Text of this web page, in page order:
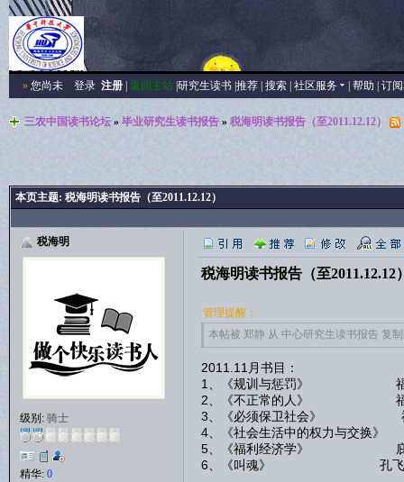
»您尚未 登录 注册| 返回主站| 研究生读书| 推荐| 搜索| 社区服务 帮助 订
三农中国读书论坛» 毕业研究生读书报告» 税海明读书报告（至2011.12.12）
本页主题: 税海明读书报告（至2011.12.12）
税海明
级别: 骑士
精华: 0
税海明读书报告（至2011.12.12
管理提醒：
本帖被 郑静 从 中心研究生读书报告 复
2011.11月书目：
1、《规训与惩罚》 福
2、《不正常的人》 福
3、《必须保卫社会》
4、《社会生活中的权力与交
5、《福利经济学》 庇
6、《叫魂》 孔飞